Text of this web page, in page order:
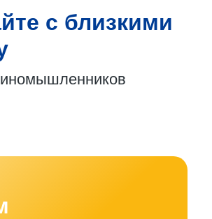
с близкими